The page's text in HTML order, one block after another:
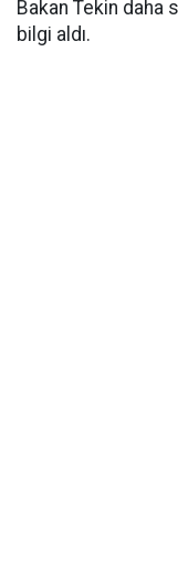
Bakan Tekin daha
bilgi aldı.